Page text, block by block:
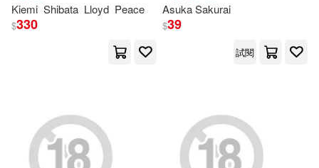
Kiemi Shibata Lloyd Peace
$330
AsukaSakurai
$39
試閱